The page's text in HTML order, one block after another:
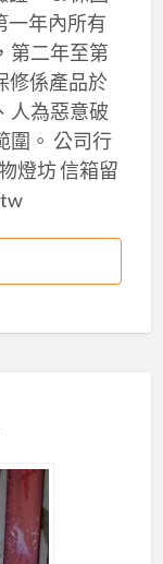
一年內所有
第二年至第
修係產品於
人為惡意破
圍。 公司行
燈坊 信箱留